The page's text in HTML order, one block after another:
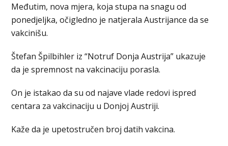
Međutim, nova mjera, koja stupa na snagu od
ponedjeljka, očigledno je natjerala Austrijance da se
vakcinišu.
Štefan Špilbihler iz “Notruf Donja Austrija” ukazuje
da je spremnost na vakcinaciju porasla.
On je istakao da su od najave vlade redovi ispred
centara za vakcinaciju u Donjoj Austriji.
Kaže da je upetostručen broj datih vakcina.